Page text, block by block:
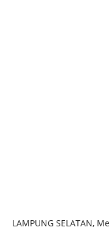
LAMPUNG SELATAN,